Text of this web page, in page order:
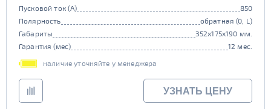
Пусковой ток (А)
850
Полярность
обратная (0, L)
Габариты
352x175x190 мм.
Гарантия (мес)
12 мес.
наличие уточняйте у менеджера
УЗНАТЬ ЦЕНУ